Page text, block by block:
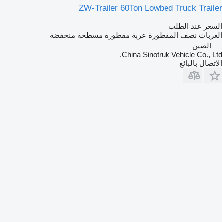
ZW-Trailer 60Ton Lowbed Truck Trailer
السعر عند الطلب
العربات نصف المقطورة عربة مقطورة مسطحة منخفضة
الصين
China Sinotruk Vehicle Co., Ltd.
الاتصال بالبائع